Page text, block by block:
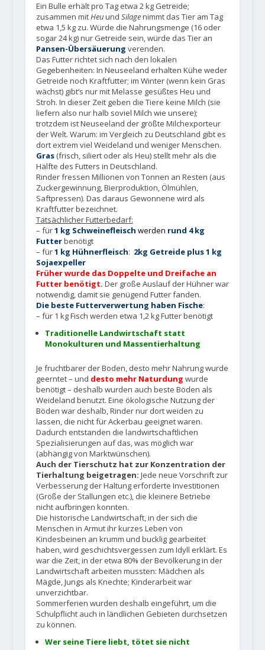
Ein Bulle erhält pro Tag etwa 2 kg Getreide;
zusammen mitHeuund Silagenimmt das Tier am Tag
etwa 1,5 kg zu. Würde die Nahrungsmenge (16 oder
sogar 24 kg) nur Getreide sein, würde das Tier an
Pansen-Übersäuerung verenden.
Das Futter richtet sich nach den lokalen
Gegebenheiten: In Neuseeland erhalten Kühe weder
Getreide noch Kraftfutter; im Winter (wenn kein Gras
wächst) gibt’s nur mit Melasse gesüßtes Heu und
Stroh. In dieser Zeit geben die Tiere keine Milch (sie
liefern also nur halb soviel Milch wie unsere);
trotzdem ist Neuseeland der größte Milchexporteur
der Welt. Warum: im Vergleich zu Deutschland gibt es
dort extrem viel Weideland und weniger Menschen.
Gras (frisch, siliert oder als Heu) stellt mehr als die
Hälfte des Futters in Deutschland.
Rinder fressen Millionen von Tonnen an Resten (aus
Zuckergewinnung, Bierproduktion, Ölmühlen,
Saftpressen). Das daraus Gewonnene wird als
Kraftfutter bezeichnet.
Tatsächlicher Futterbedarf:
– für1 kg Schweinefleisch werden rund 4 kg
Futterbenötigt
– für1 kg Hühnerfleisch: 2kg Getreide plus 1 kg
Sojaexpeller
Früher wurde das Doppelte und Dreifache an
Futter benötigt. Der große Auslauf der Hühner war
notwendig, damit sie genügend Futter fanden.
Die beste Futterverwertung haben Fische:
– für 1 kg Fisch werden etwa 1,2 kg Futter benötigt
Traditionelle Landwirtschaft statt
Monokulturen und Massentierhaltung
Je fruchtbarer der Boden, desto mehr Nahrung wurde
geerntet – und desto mehr Naturdung wurde
benötigt – deshalb wurden auch beste Böden als
Weideland benutzt. Eine ökologische Nutzung der
Böden war deshalb, Rinder nur dort weiden zu
lassen, die nicht für Ackerbau geeignet waren.
Dadurch entstanden die landwirtschaftlichen
Spezialisierungen auf das, was möglich war
(abhängig von Marktwünschen).
Auch der Tierschutz hat zur Konzentration der
Tierhaltung beigetragen: Jede neue Vorschrift zur
Verbesserung der Haltung erforderte Investitionen
(Größe der Stallungen etc.), die kleinere Betriebe
nicht aufbringen konnten.
Die historische Landwirtschaft, in der sich die
Menschen in Armut ihr kurzes Leben von
Kindesbeinen an krumm und bucklig gearbeitet
haben, wird geschichtsvergessen zum Idyll erklärt. Es
war die Zeit, in der etwa 80% der Bevölkerung in der
Landwirtschaft arbeiten mussten: Mädchen als
Mägde, Jungs als Knechte; Kinderarbeit war
unverzichtbar.
Sommerferien wurden deshalb eingeführt, um die
Schulpflicht auch in ländlichen Gebieten durchsetzen
zu können.
Wer seine Tiere liebt, tötet sie nicht